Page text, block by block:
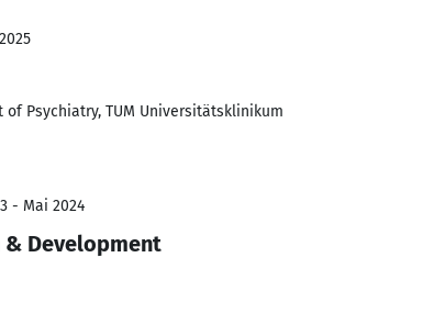
Psychiatry, TUM Universitätsklinikum
- Mai 2024
Development